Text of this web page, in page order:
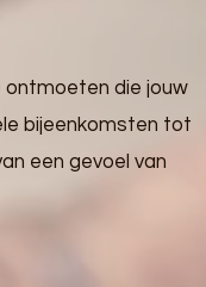
die jouw
bijeenkomsten tot
een gevoel van